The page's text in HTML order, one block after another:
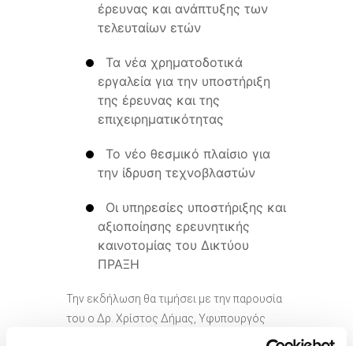
έρευνας και ανάπτυξης των
τελευταίων ετών
Τα νέα χρηματοδοτικά
εργαλεία για την υποστήριξη
της έρευνας και της
επιχειρηματικότητας
Το νέο θεσμικό πλαίσιο για
την ίδρυση τεχνοβλαστών
Οι υπηρεσίες υποστήριξης και
αξιοποίησης ερευνητικής
καινοτομίας του Δικτύου
ΠΡΑΞΗ
Την εκδήλωση θα τιμήσει με την παρουσία
του ο Δρ. Χρίστος Δήμας, Υφυπουργός
Ανάπτυξης και Επενδύσεων για την Έρευνα